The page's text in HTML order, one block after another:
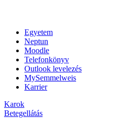
Egyetem
Neptun
Moodle
Telefonkönyv
Outlook levelezés
MySemmelweis
Karrier
Karok
Betegellátás